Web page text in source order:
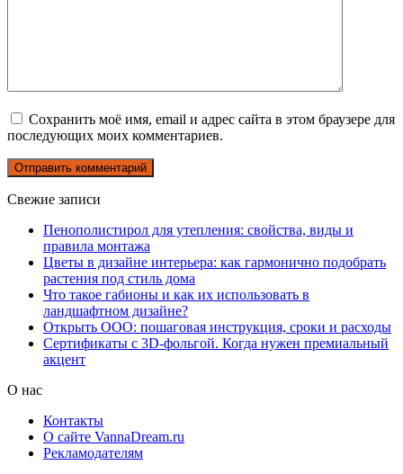
Сохранить моё имя, email и адрес сайта в этом браузере для
последующих моих комментариев.
Свежие записи
Пенополистирол для утепления: свойства, виды и
правила монтажа
Цветы в дизайне интерьера: как гармонично подобрать
растения под стиль дома
Что такое габионы и как их использовать в
ландшафтном дизайне?
Открыть ООО: пошаговая инструкция, сроки и расходы
Сертификаты с 3D-фольгой. Когда нужен премиальный
акцент
О нас
Контакты
О сайте VannaDream.ru
Рекламодателям